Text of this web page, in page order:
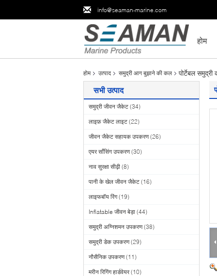
info@seaman-marine.com
होम
होम उत्पाद समुद्री आग बुझाने की कल पोर्टेबल
सभी उत्पाद
समुद्री जीवन जैकेट (34)
लाइफ़ जैकेट लाइट (22)
जीवन जैकेट सहायक उपकरण (26)
एयर साँसिंग उपकरण (30)
नाव सुरक्षा सीढ़ी (8)
पानी के खेल जीवन जैकेट (16)
लाइफबॉय रिंग (19)
Inflatable जीवन बेड़ा (44)
समुद्री अग्निशमन उपकरण (38)
समुद्री डेक उपकरण (29)
नौसैनिक उपकरण (11)
मरीन रिगिंग हार्डवेयर (10)